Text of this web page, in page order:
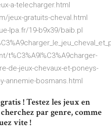
a-telecharger.html
jeux-gratuits-cheval.html
lpa.fr/19-b9x39/baib.pl
de-jeux-chevaux-et-poneys-
annemie-bosmans.html
! Testez les jeux en
par genre, comme
vite !